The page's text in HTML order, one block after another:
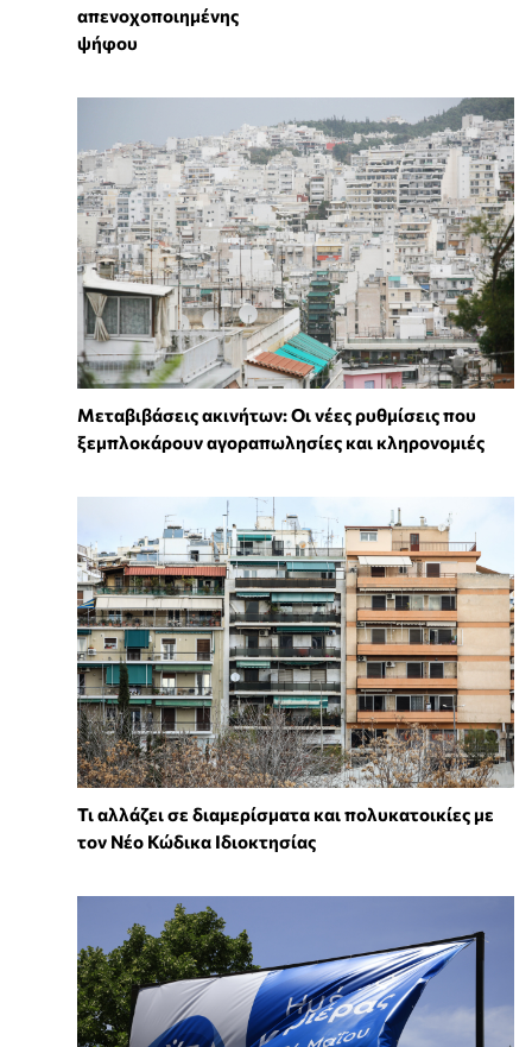
απενοχοποιημένης
ψήφου
Μεταβιβάσεις ακινήτων: Οι νέες ρυθμίσεις που
ξεμπλοκάρουν αγοραπωλησίες και κληρονομιές
Τι αλλάζει σε διαμερίσματα και πολυκατοικίες με
τον Νέο Κώδικα Ιδιοκτησίας